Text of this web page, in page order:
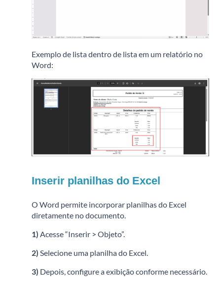
Exemplo de lista dentro de lista em um relatório no
Word:
Inserir planilhas do Excel
O Word permite incorporar planilhas do Excel
diretamente no documento.
1) Acesse “Inserir > Objeto”.
2) Selecione uma planilha do Excel.
3) Depois, configure a exibição conforme necessário.